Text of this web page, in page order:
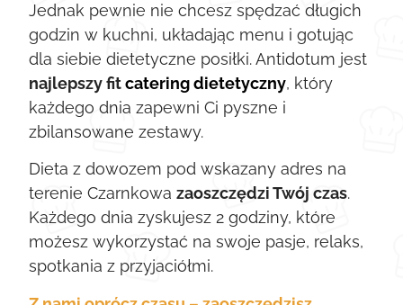
Jednak pewnie nie chcesz spędzać długich
godzin w kuchni, układając menu i gotując
dla siebie dietetyczne posiłki. Antidotum jest
najlepszy fitcatering dietetyczny, który
każdego dnia zapewni Ci pyszne i
zbilansowane zestawy.
Dieta z dowozem pod wskazany adres na
terenie Czarnkowazaoszczędzi Twój czas.
Każdego dnia zyskujesz 2 godziny, które
możesz wykorzystać na swoje pasje, relaks,
spotkania z przyjaciółmi.